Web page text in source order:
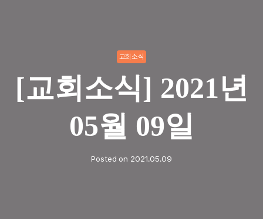
교회소식
[교회소식] 2021년
05월 09일
Posted on 2021.05.09